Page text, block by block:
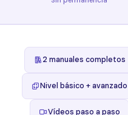
2 manuales completos
Nivel básico + avanzado
Vídeos paso a paso